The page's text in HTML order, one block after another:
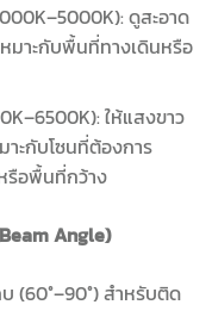
ดูสะอาด
มาะกับพื้นที่ทางเดินหรือ
ให้แสงขาว
าะกับโซนที่ต้องการ
รือพื้นที่กว้าง
Angle)
(60°–90°) สำหรับติด